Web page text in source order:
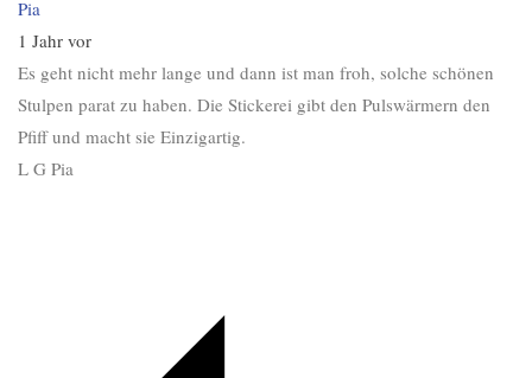
Pia
1 Jahr vor
Es geht nicht mehr lange und dann ist man froh, solche schönen
Stulpen parat zu haben. Die Stickerei gibt den Pulswärmern den
Pfiff und macht sie Einzigartig.
L G Pia